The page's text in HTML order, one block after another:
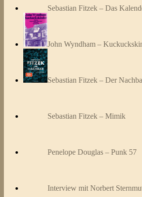
Sebastian Fitzek – Das
John Wyndham –
Sebastian Fitzek – Der
Sebastian Fitzek – Mimik
Penelope Douglas – Punk 57
Interview mit Norbert